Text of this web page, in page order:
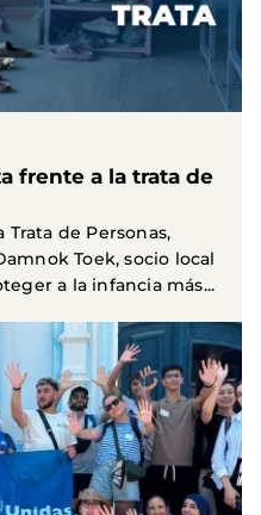
frente a la trata de
de Personas,
Toek, socio local
a la infancia más...